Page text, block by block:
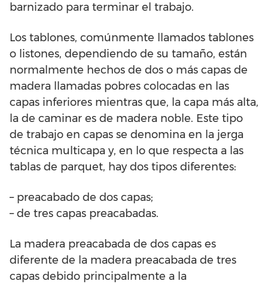
barnizado para terminar el trabajo.
Los tablones, comúnmente llamados tablones
o listones, dependiendo de su tamaño, están
normalmente hechos de dos o más capas de
madera llamadas pobres colocadas en las
capas inferiores mientras que, la capa más alta,
la de caminar es de madera noble. Este tipo
de trabajo en capas se denomina en la jerga
técnica multicapa y, en lo que respecta a las
tablas de parquet, hay dos tipos diferentes:
– preacabado de dos capas;
– de tres capas preacabadas.
La madera preacabada de dos capas es
diferente de la madera preacabada de tres
capas debido principalmente a la